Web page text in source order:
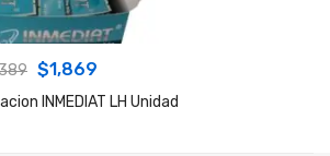
Original
price
$1,869
price
INMEDIAT LH Unidad